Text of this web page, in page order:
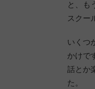
と、も
スクー
いくつ
かけで
話とか
た。